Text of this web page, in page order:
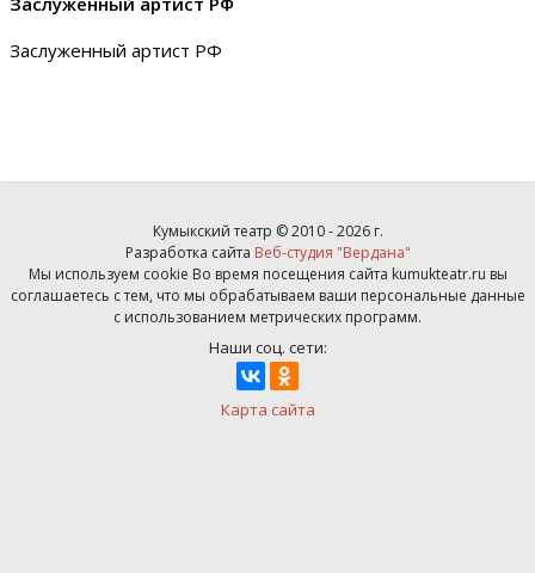
Заслуженный артист РФ
Кумыкский театр © 2010 - 2026 г.
Разработка сайта Веб-студия "Вердана"
Мы используем cookie Во время посещения сайта kumukteatr.ru вы
соглашаетесь с тем, что мы обрабатываем ваши персональные данные
с использованием метрических программ.
Наши соц. сети:
Карта сайта